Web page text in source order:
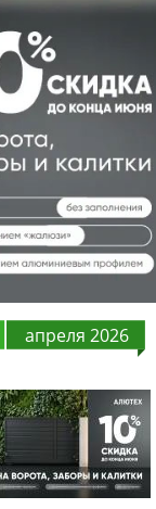
апреля 2026